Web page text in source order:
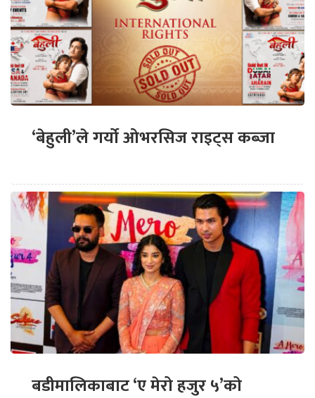
‘बेहुली’ले गर्यो ओभरसिज राइट्स कब्जा
बडीमालिकाबाट ‘ए मेरो हजुर ५’को